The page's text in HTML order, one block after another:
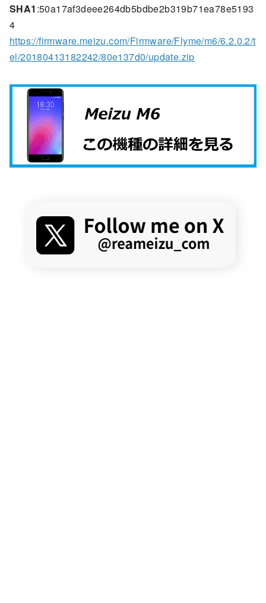
SHA1 :50a17af3deee264db5bdbe2b319b71ea78e5193
4
https://firmware.meizu.com/Firmware/Flyme/m6/6.2.0.2/t
el/20180413182242/80e137d0/update.zip